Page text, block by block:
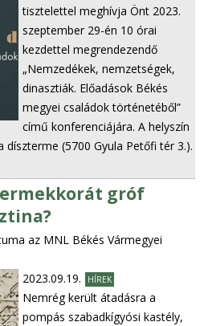
tisztelettel meghívja Önt 2023.
szeptember 29-én 10 órai
kezdettel megrendezendő
„Nemzedékek, nemzetségek,
dinasztiák. Előadások Békés
megyei családok történetéből”
című konferenciájára. A helyszín
díszterme (5700 Gyula Petőfi tér 3.).
gróf
az MNL Békés Vármegyei
2023.09.19.
HÍREK
Nemrég került átadásra a
pompás szabadkígyósi kastély,